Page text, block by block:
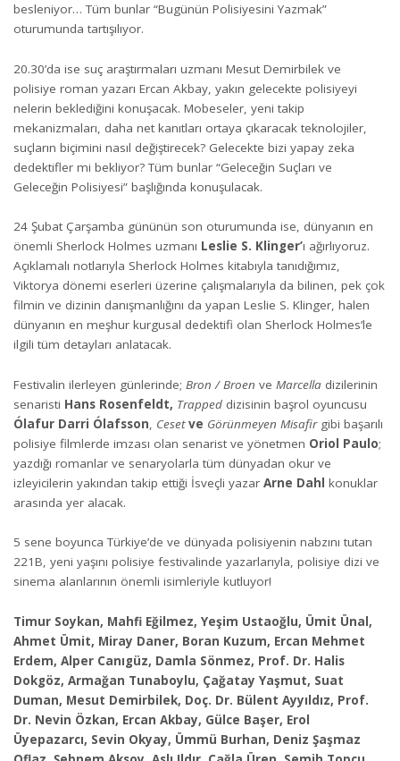
besleniyor… Tüm bunlar “Bugünün Polisiyesini Yazmak”
oturumunda tartışılıyor.
20.30’da ise suç araştırmaları uzmanı Mesut Demirbilek ve
polisiye roman yazarı Ercan Akbay, yakın gelecekte polisiyeyi
nelerin beklediğini konuşacak. Mobeseler, yeni takip
mekanizmaları, daha net kanıtları ortaya çıkaracak teknolojiler,
suçların biçimini nasıl değiştirecek? Gelecekte bizi yapay zeka
dedektifler mi bekliyor? Tüm bunlar “Geleceğin Suçları ve
Geleceğin Polisiyesi” başlığında konuşulacak.
24 Şubat Çarşamba gününün son oturumunda ise, dünyanın en
önemli Sherlock Holmes uzmanı Leslie S. Klinger’ı ağırlıyoruz.
Açıklamalı notlarıyla Sherlock Holmes kitabıyla tanıdığımız,
Viktorya dönemi eserleri üzerine çalışmalarıyla da bilinen, pek çok
filmin ve dizinin danışmanlığını da yapan Leslie S. Klinger, halen
dünyanın en meşhur kurgusal dedektifi olan Sherlock Holmes’le
ilgili tüm detayları anlatacak.
Festivalin ilerleyen günlerinde; Bron / Broen ve Marcella dizilerinin
senaristi Hans Rosenfeldt, Trapped dizisinin başrol oyuncusu
Ólafur Darri Ólafsson, Cesetve Görünmeyen Misafirgibi başarılı
polisiye filmlerde imzası olan senarist ve yönetmen Oriol Paulo;
yazdığı romanlar ve senaryolarla tüm dünyadan okur ve
izleyicilerin yakından takip ettiği İsveçli yazar Arne Dahl konuklar
arasında yer alacak.
5 sene boyunca Türkiye’de ve dünyada polisiyenin nabzını tutan
221B, yeni yaşını polisiye festivalinde yazarlarıyla, polisiye dizi ve
sinema alanlarının önemli isimleriyle kutluyor!
Timur Soykan, Mahfi Eğilmez, Yeşim Ustaoğlu, Ümit Ünal,
Ahmet Ümit, Miray Daner, Boran Kuzum, Ercan Mehmet
Erdem, Alper Canıgüz, Damla Sönmez, Prof. Dr. Halis
Dokgöz, Armağan Tunaboylu, Çağatay Yaşmut, Suat
Duman, Mesut Demirbilek, Doç. Dr. Bülent Ayyıldız, Prof.
Dr. Nevin Özkan, Ercan Akbay, Gülce Başer, Erol
Üyepazarcı, Sevin Okyay, Ümmü Burhan, Deniz Şaşmaz